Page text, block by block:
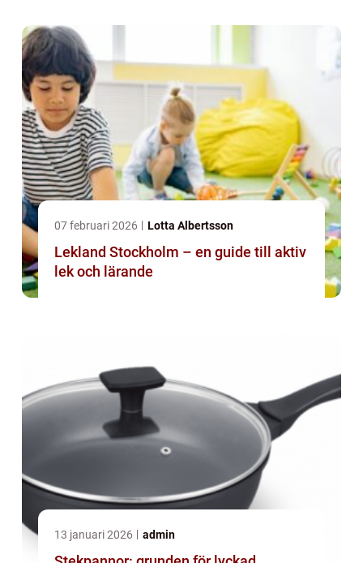
07 februari 2026 Lotta Albertsson
Lekland Stockholm – en guide till aktiv
lek och lärande
13 januari 2026 admin